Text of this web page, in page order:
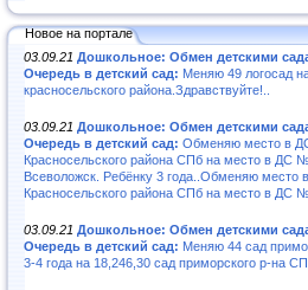
Новое на портале
03.09.21 Дошкольное: Обмен детскими
Очередь в детский сад: Меняю 49 логосад
красносельского района.Здравствуйте!..
03.09.21 Дошкольное: Обмен детскими
Очередь в детский сад: Обменяю место в
Красносельского района СПб на место в ДС
Всеволожск. Ребёнку 3 года..Обменяю место
Красносельского района СПб на место в ДС №
03.09.21 Дошкольное: Обмен детскими
Очередь в детский сад: Меняю 44 сад
3-4 года на 18,246,30 сад приморского р-на